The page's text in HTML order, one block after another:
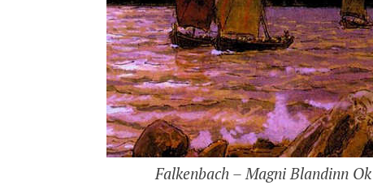
Falkenbach – Magni Blandinn